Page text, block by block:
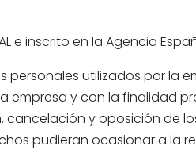
e inscrito en la Agencia
utilizados por la
empresa y con la finalidad
cancelación y oposición de
pudieran ocasionar a la